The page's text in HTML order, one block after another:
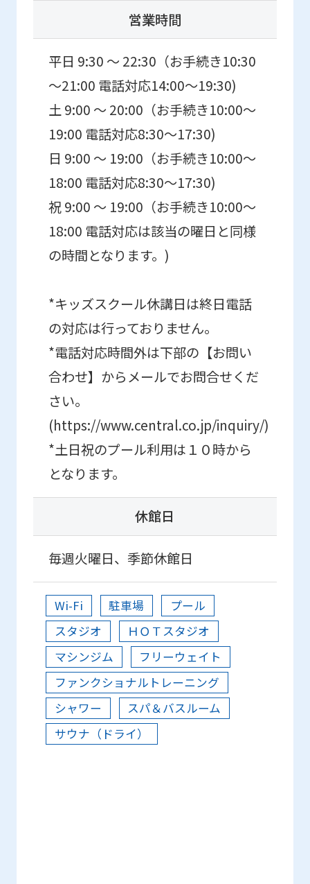
営業時間
平日 9:30 ～ 22:30（お手続き10:30
～21:00 電話対応14:00～19:30)
土 9:00 ～ 20:00（お手続き10:00～
19:00 電話対応8:30～17:30)
日 9:00 ～ 19:00（お手続き10:00～
18:00 電話対応8:30～17:30)
祝 9:00 ～ 19:00（お手続き10:00～
18:00 電話対応は該当の曜日と同様
の時間となります。)
*キッズスクール休講日は終日電話
の対応は行っておりません。
*電話対応時間外は下部の【お問い
合わせ】からメールでお問合せくだ
さい。
(https://www.central.co.jp/inquiry/)
*土日祝のプール利用は１０時から
となります。
休館日
毎週火曜日、季節休館日
Wi-Fi 駐車場
プール
スタジオ
ＨＯＴスタジオ
マシンジム
フリーウェイト
ファンクショナルトレーニング
シャワー
スパ＆バスルーム
サウナ（ドライ）